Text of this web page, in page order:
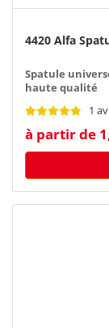
4420 Alfa
Spatule
haute qualité
1
à partir de